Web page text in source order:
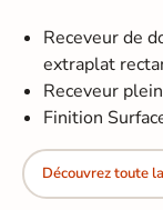
Receveur de
extraplat
Receveur
Finition
Découvrez toute